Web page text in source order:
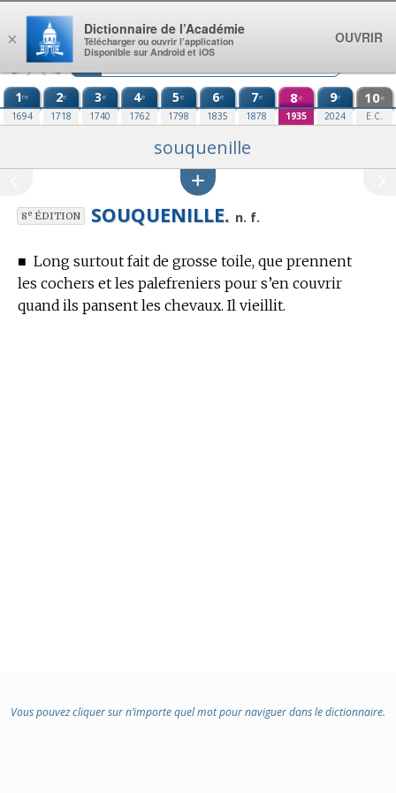
Aller au contenu
1re
1694
2e
1718
3e
1740
4e
1762
5e
1798
6e
1835
7e
1878
8e
1935
9e
2024
10e
E.C.
souquenille
8eÉDITION SOUQUENILLE. n. f.
■ Long surtout fait de grosse toile, que prennent
les cochers et les palefreniers pour s’en couvrir
quand ils pansent les chevaux. Il vieillit.
Vous pouvez cliquer sur n’importe quel mot pour naviguer dans le dictionnaire.
×
Dictionnaire de l’Académie
Télécharger ou ouvrir l’application
Disponible sur Android et iOS
OUVRIR